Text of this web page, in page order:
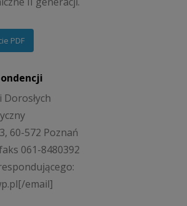
PDF
60-572 Poznań
061-8480392
email]